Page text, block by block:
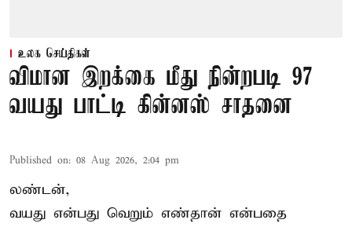
உலக செய்திகள்
விமான இறக்கை மீது நின்றபடி 97
வயது பாட்டி கின்னஸ் சாதனை
Published on: 08 Aug 2026, 2:04 pm
லண்டன்,
வயது என்பது வெறும் எண்தான் என்பதை